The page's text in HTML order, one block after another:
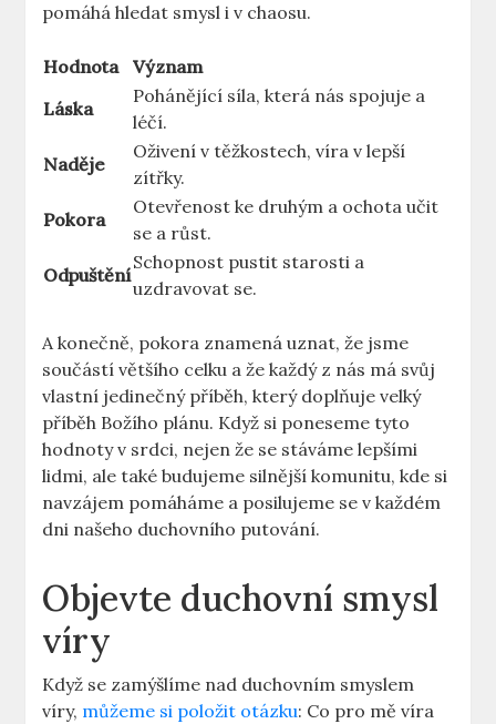
pomáhá hledat smysl i v chaosu.
Hodnota
Význam
Láska
Pohánějící síla, která nás spojuje a
léčí.
Naděje
Oživení v těžkostech, víra v lepší
zítřky.
Pokora
Otevřenost ke druhým a ochota učit
se a růst.
Odpuštění
Schopnost pustit starosti a
uzdravovat se.
A konečně, pokora znamená uznat, že jsme
součástí většího celku a že každý z nás má svůj
vlastní jedinečný příběh, který doplňuje velký
příběh Božího plánu. Když si poneseme tyto
hodnoty v srdci, nejen že se stáváme lepšími
lidmi, ale také budujeme silnější komunitu, kde si
navzájem pomáháme a posilujeme se v každém
dni našeho duchovního putování.
Objevte duchovní smysl
víry
Když se zamýšlíme nad duchovním smyslem
víry, můžeme si položit otázku: Co pro mě víra